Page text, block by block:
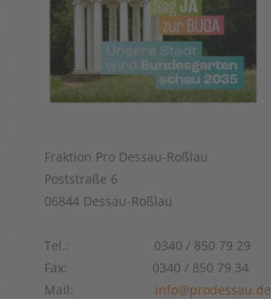
Fraktion Pro Dessau-Roßlau
Poststraße 6
06844 Dessau-Roßlau
Tel.: 0340 / 850 79 29
Fax: 0340 / 850 79 34
Mail: info@prodessau.de